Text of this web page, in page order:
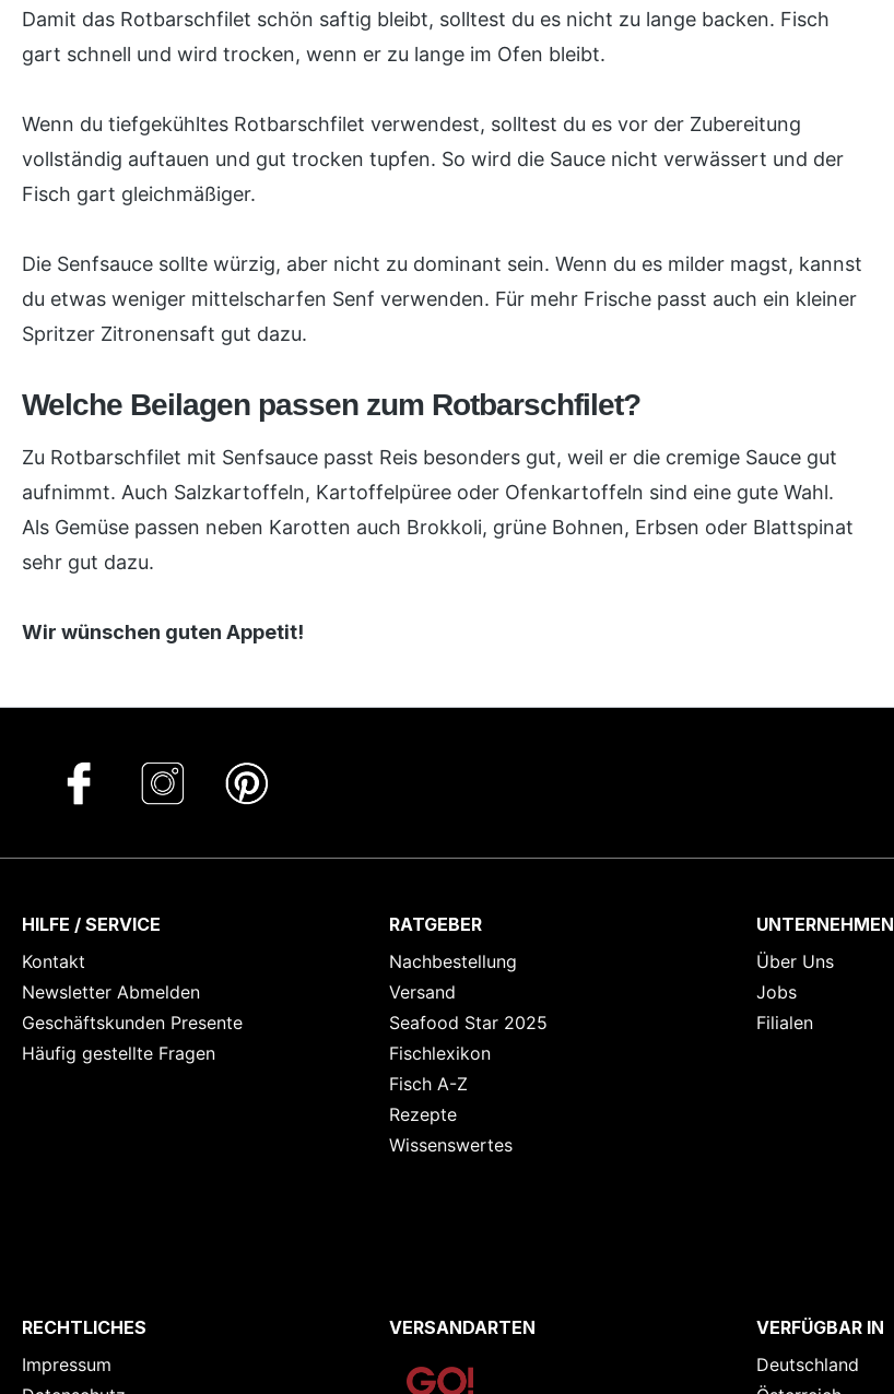
Damit das Rotbarschfilet schön saftig bleibt, solltest du es nicht zu lange backen. Fisch
gart schnell und wird trocken, wenn er zu lange im Ofen bleibt.
Wenn du tiefgekühltes Rotbarschfilet verwendest, solltest du es vor der Zubereitung
vollständig auftauen und gut trocken tupfen. So wird die Sauce nicht verwässert und der
Fisch gart gleichmäßiger.
Die Senfsauce sollte würzig, aber nicht zu dominant sein. Wenn du es milder magst, kannst
du etwas weniger mittelscharfen Senf verwenden. Für mehr Frische passt auch ein kleiner
Spritzer Zitronensaft gut dazu.
Welche Beilagen passen zum Rotbarschfilet?
Zu Rotbarschfilet mit Senfsauce passt Reis besonders gut, weil er die cremige Sauce gut
aufnimmt. Auch Salzkartoffeln, Kartoffelpüree oder Ofenkartoffeln sind eine gute Wahl.
Als Gemüse passen neben Karotten auch Brokkoli, grüne Bohnen, Erbsen oder Blattspinat
sehr gut dazu.
Wir wünschen guten Appetit!
HILFE / SERVICE
Kontakt
Newsletter Abmelden
Geschäftskunden Presente
Häufig gestellte Fragen
RATGEBER
Nachbestellung
Versand
Seafood Star 2025
Fischlexikon
Fisch A-Z
Rezepte
Wissenswertes
UNTERNEHMEN
Über Uns
Jobs
Filialen
RECHTLICHES
Impressum
VERSANDARTEN
VERFÜGBAR IN
Deutschland